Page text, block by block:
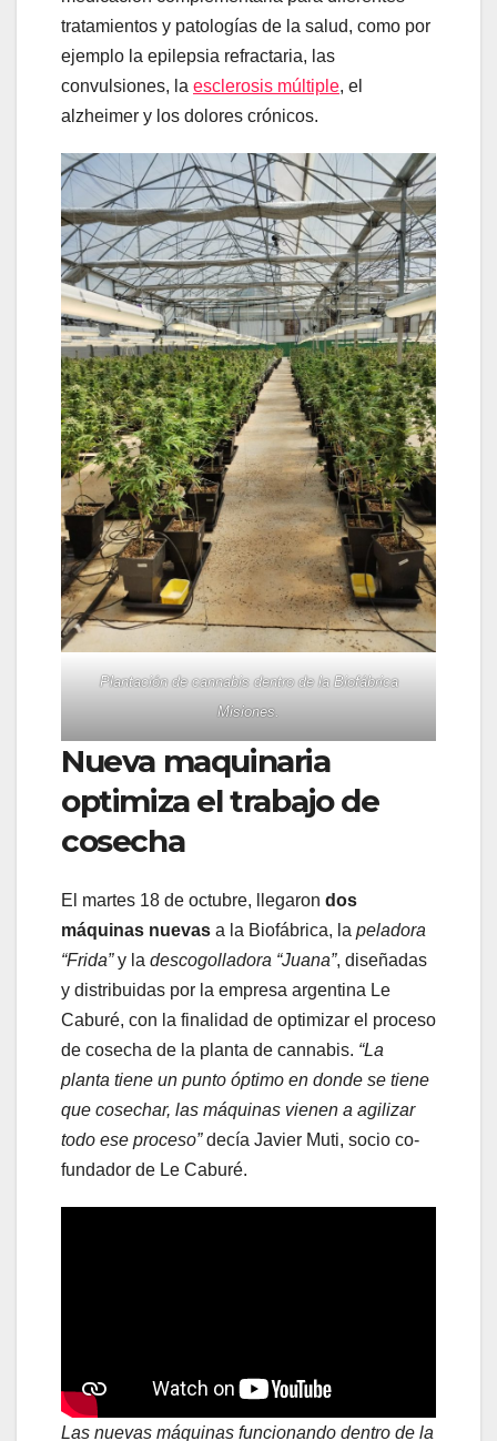
tratamientos y patologías de la salud, como por
ejemplo la epilepsia refractaria, las
convulsiones, la esclerosis múltiple, el
alzheimer y los dolores crónicos.
Plantación de cannabis dentro de la Biofábrica
Misiones.
Nueva maquinaria
optimiza el trabajo de
cosecha
El martes 18 de octubre, llegaron dos
máquinas nuevas a la Biofábrica, la peladora
“Frida”y la descogolladora “Juana”, diseñadas
y distribuidas por la empresa argentina Le
Caburé, con la finalidad de optimizar el proceso
de cosecha de la planta de cannabis. “La
planta tiene un punto óptimo en donde se tiene
que cosechar, las máquinas vienen a agilizar
todo ese proceso”decía Javier Muti, socio co-
fundador de Le Caburé.
Las nuevas máquinas funcionando dentro de la